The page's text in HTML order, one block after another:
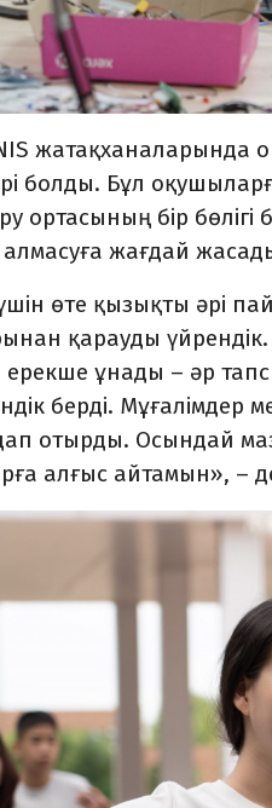
жатақханаларында
болды. Бұл
ортасының бір
жағдай
өте қызықты әрі
қарауды
ерекше ұнады – әр
берді. Мұғалімдер
отырды. Осындай
алғыс айтамын», –